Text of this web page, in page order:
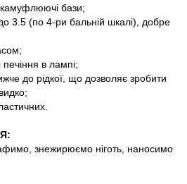
камуфлюючі бази;
до 3.5 (по 4-ри бальній шкалі), добре
в лампі;
до рідкої, що дозволяє зробити
знежирюємо ніготь, наносимо